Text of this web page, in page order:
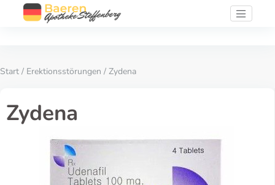
Start / Erektionsstörungen / Zydena
Zydena